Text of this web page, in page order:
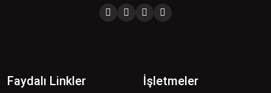
Faydalı Linkler İşletmeler